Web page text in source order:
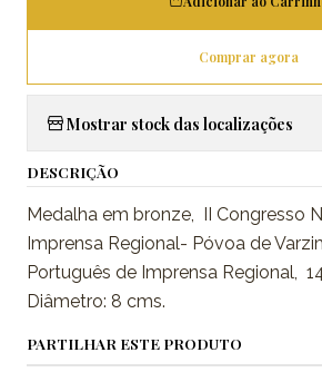
Comprar agora
Mostrar stock das localizações
DESCRIÇÃO
Medalha em bronze, II Congresso
Imprensa Regional- Póvoa de
Português de Imprensa Regional,
Diâmetro: 8 cms.
PARTILHAR ESTE PRODUTO